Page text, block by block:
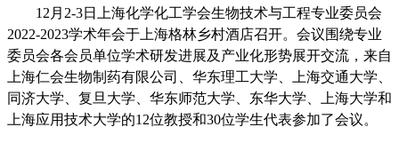
12 月 2-3日
上海化学化工学会生物技术与工程专业委员会
2022-2023学术年会于 上海格林乡村酒店召开。会议围绕专业
委员会各会员单位学术研发进展及产业化形势展开交流，来自
上海仁会生物制药有限公司、华东理工大学、上海交通大学、
同济大学、复旦大学、华东师范大学、东华大学、上海大学和
上海应用技术大学的12位教授和30位学生代表参加了会议。